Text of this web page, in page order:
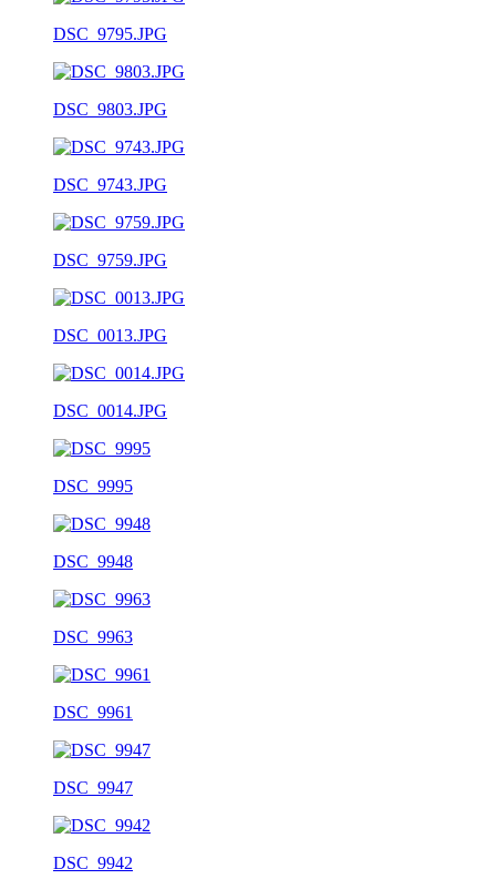
DSC_9795.JPG
DSC_9803.JPG
DSC_9743.JPG
DSC_9759.JPG
DSC_0013.JPG
DSC_0014.JPG
DSC_9995
DSC_9948
DSC_9963
DSC_9961
DSC_9947
DSC_9942